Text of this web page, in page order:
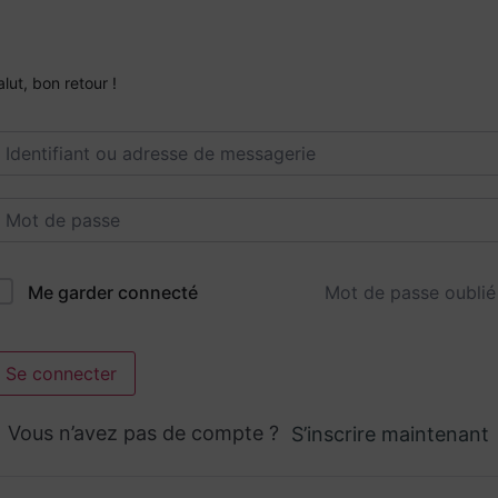
bon retour !
Me garder connecté Mot de passe
Se connecter
Vous n’avez pas de compte ? S’inscrire maintenant